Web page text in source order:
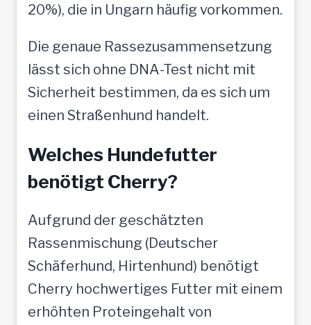
20%), die in Ungarn häufig vorkommen.
Die genaue Rassezusammensetzung
lässt sich ohne DNA-Test nicht mit
Sicherheit bestimmen, da es sich um
einen Straßenhund handelt.
Welches Hundefutter
benötigt Cherry?
Aufgrund der geschätzten
Rassenmischung (Deutscher
Schäferhund, Hirtenhund) benötigt
Cherry hochwertiges Futter mit einem
erhöhten Proteingehalt von